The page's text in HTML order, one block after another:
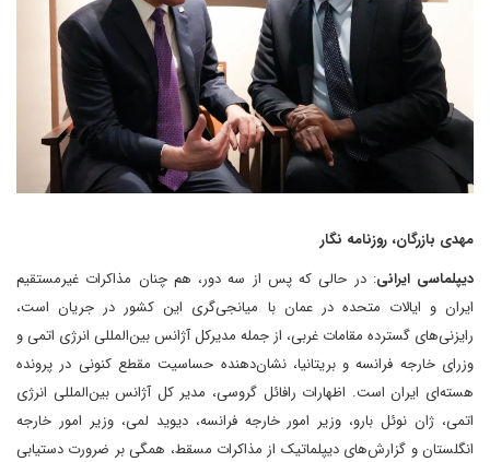
مهدی بازرگان، روزنامه نگار
دیپلماسی ایرانی: در حالی که پس از سه دور، هم چنان مذاکرات غیرمستقیم
ایران و ایالات متحده در عمان با میانجی‌گری این کشور در جریان است،
رایزنی‌های گسترده مقامات غربی، از جمله مدیرکل آژانس بین‌المللی انرژی اتمی و
وزرای خارجه فرانسه و بریتانیا، نشان‌دهنده حساسیت مقطع کنونی در پرونده
هسته‌ای ایران است. اظهارات رافائل گروسی، مدیر کل آژانس بین‌المللی انرژی
اتمی، ژان نوئل بارو، وزیر امور خارجه فرانسه، دیوید لمی، وزیر امور خارجه
انگلستان و گزارش‌های دیپلماتیک از مذاکرات مسقط، همگی بر ضرورت دستیابی